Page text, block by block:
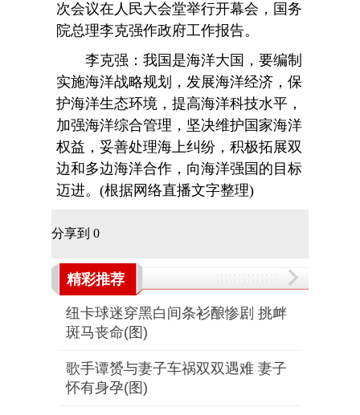
次会议在人民大会堂举行开幕会，国务
院总理李克强作政府工作报告。
李克强：我国是海洋大国，要编制
实施海洋战略规划，发展海洋经济，保
护海洋生态环境，提高海洋科技水平，
加强海洋综合管理，坚决维护国家海洋
权益，妥善处理海上纠纷，积极拓展双
边和多边海洋合作，向海洋强国的目标
迈进。(根据网络直播文字整理)
分享到 0
精彩推荐
纽卡球迷穿黑白间条衫酿惨剧 挑衅
斑马丧命(图)
歌手谭赟与妻子车祸双双遇难 妻子
怀有身孕(图)